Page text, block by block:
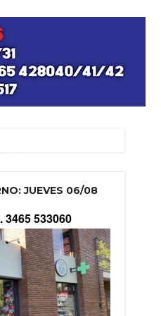
JUEVES 06/08
3465 533060